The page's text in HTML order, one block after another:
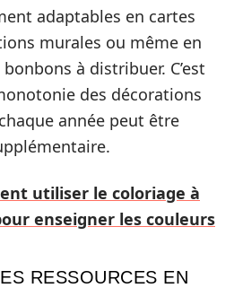
adaptables en cartes
murales ou même en
à distribuer. C’est
des décorations
année peut être
utiliser le coloriage à
enseigner les couleurs
RESSOURCES EN